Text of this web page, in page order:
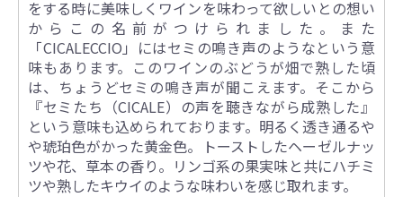
をする時に美味しくワインを味わって欲しいとの想い
からこの名前がつけられました。また
「CICALECCIO」にはセミの鳴き声のようなという意
味もあります。このワインのぶどうが畑で熟した頃
は、ちょうどセミの鳴き声が聞こえます。そこから
『セミたち（CICALE）の声を聴きながら成熟した』
という意味も込められております。明るく透き通るや
や琥珀色がかった黄金色。トーストしたヘーゼルナッ
ツや花、草本の香り。リンゴ系の果実味と共にハチミ
ツや熟したキウイのような味わいを感じ取れます。